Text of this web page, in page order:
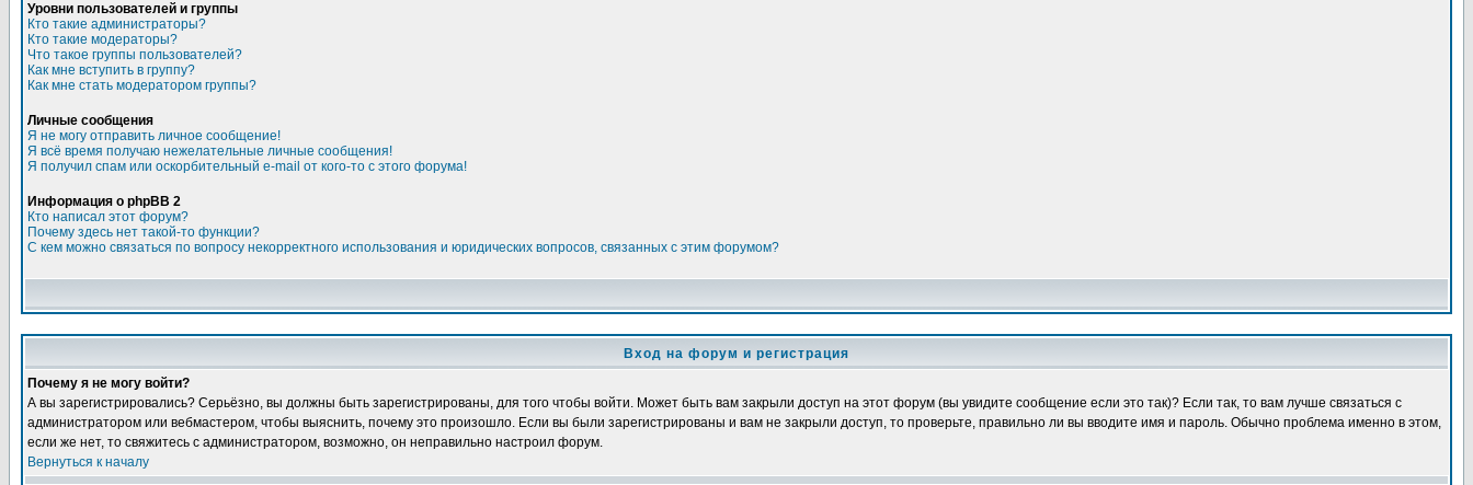
Уровни пользователей и группы
Кто такие администраторы?
Кто такие модераторы?
Что такое группы пользователей?
Как мне вступить в группу?
Как мне стать модератором группы?
Личные сообщения
Я не могу отправить личное сообщение!
Я всё время получаю нежелательные личные сообщения!
Я получил спам или оскорбительный e-mail от кого-то с этого форума!
Информация о phpBB 2
Кто написал этот форум?
Почему здесь нет такой-то функции?
С кем можно связаться по вопросу некорректного использования и юридических вопросов, связанных с этим форумом?
Вход на форум и регистрация
Почему я не могу войти?
А вы зарегистрировались? Серьёзно, вы должны быть зарегистрированы, для того чтобы войти. Может быть вам закрыли доступ на этот форум (вы увидите сообщение если это так)? Если так, то вам лучше связаться с
администратором или вебмастером, чтобы выяснить, почему это произошло. Если вы были зарегистрированы и вам не закрыли доступ, то проверьте, правильно ли вы вводите имя и пароль. Обычно проблема именно в этом,
если же нет, то свяжитесь с администратором, возможно, он неправильно настроил форум.
Вернуться к началу